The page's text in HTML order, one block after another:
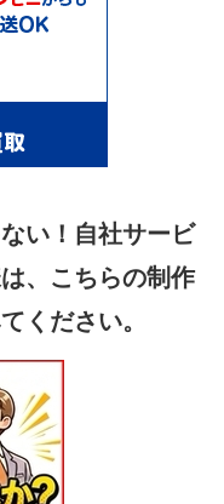
い！自社サービ
、こちらの制作
ください。